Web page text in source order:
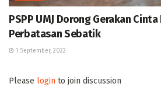
PSPP UMJ Dorong Gerakan
Perbatasan Sebatik
1 September, 2022
Please login to join discussion